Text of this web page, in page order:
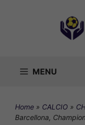
MENU
Home » CALCIO »
Barcellona,